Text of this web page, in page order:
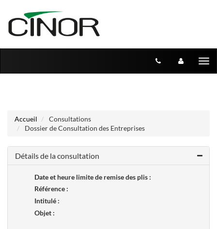
Accueil
Consultations
Dossier de Consultation des Entreprises
Détails de la consultation
Date et heure limite de remise des plis :
Référence :
Intitulé :
Objet :